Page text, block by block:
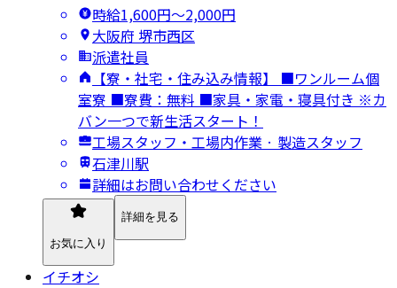
時給1,600円〜2,000円
大阪府 堺市西区
派遣社員
【寮・社宅・住み込み情報】 ■ワンルーム個
室寮 ■寮費：無料 ■家具・家電・寝具付き ※カ
バン一つで新生活スタート！
工場スタッフ・工場内作業 · 製造スタッフ
石津川駅
詳細はお問い合わせください
お気に入り
詳細を見る
イチオシ